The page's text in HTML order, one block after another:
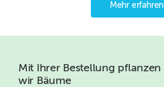
Mehr erfahren
Mit Ihrer Bestellung pflanzen
wir Bäume